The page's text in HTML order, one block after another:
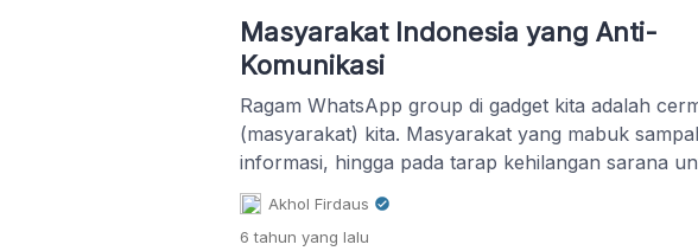
Masyarakat Indonesia yang Anti-
Komunikasi
Ragam WhatsApp group di gadget kita adalah
(masyarakat) kita. Masyarakat yang mabuk
informasi, hingga pada tarap kehilangan sarana
menjaga etika berkomunikasi.
Akhol Firdaus
6 tahun yang lalu